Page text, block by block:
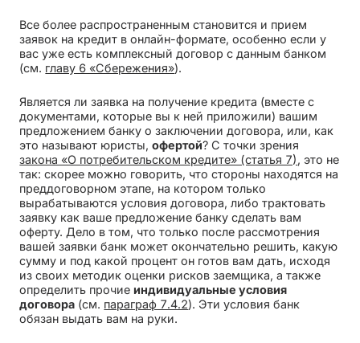
Все более распространенным становится и прием
заявок на кредит в онлайн-формате, особенно если у
вас уже есть комплексный договор с данным банком
(см. главу 6 «Сбережения»).
Является ли заявка на получение кредита (вместе с
документами, которые вы к ней приложили) вашим
предложением банку о заключении договора, или, как
это называют юристы,офертой? С точки зрения
закона «О потребительском кредите» (статья 7), это не
так: скорее можно говорить, что стороны находятся на
преддоговорном этапе, на котором только
вырабатываются условия договора, либо трактовать
заявку как ваше предложение банку сделать вам
оферту. Дело в том, что только после рассмотрения
вашей заявки банк может окончательно решить, какую
сумму и под какой процент он готов вам дать, исходя
из своих методик оценки рисков заемщика, а также
определить прочие индивидуальные условия
договора (см. параграф 7.4.2). Эти условия банк
обязан выдать вам на руки.